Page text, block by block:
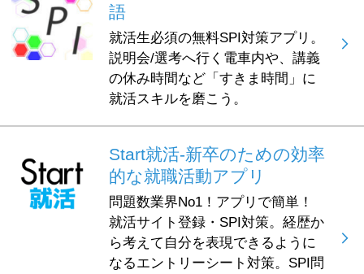
語
就活生必須の無料SPI対策アプリ。
説明会/選考へ行く電車内や、講義
の休み時間など「すきま時間」に
就活スキルを磨こう。
Start就活-新卒のための効率
的な就職活動アプリ
問題数業界No1！アプリで簡単！
就活サイト登録・SPI対策。経歴か
ら考えて自分を表現できるように
なるエントリーシート対策。SPI問